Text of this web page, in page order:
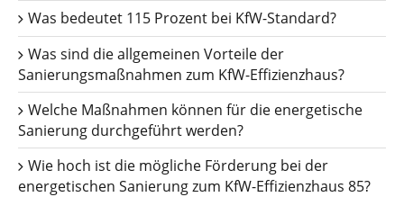
Was bedeutet 115 Prozent bei KfW-Standard?
Was sind die allgemeinen Vorteile der
Sanierungsmaßnahmen zum KfW-Effizienzhaus?
Welche Maßnahmen können für die energetische
Sanierung durchgeführt werden?
Wie hoch ist die mögliche Förderung bei der
energetischen Sanierung zum KfW-Effizienzhaus 85?